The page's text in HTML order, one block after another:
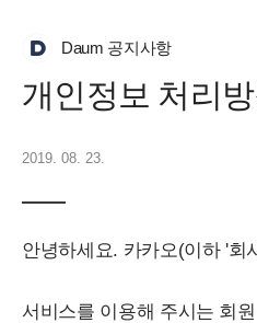
Daum 공지사항
개인정보 처리
2019. 08. 23.
안녕하세요. 카카오(이하 '회
서비스를 이용해 주시는 회